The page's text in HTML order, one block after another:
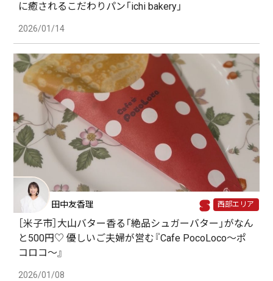
に癒されるこだわりパン「ichi bakery」
2026/01/14
田中友香理 西部エリア
［米子市］大山バター香る「絶品シュガーバター」がなん
と500円♡ 優しいご夫婦が営む『Cafe PocoLoco〜ポ
コロコ～』
2026/01/08